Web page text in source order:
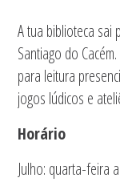
A tua biblioteca sai
Santiago do
para leitura
jogos lúdicos e
Horário
Julho: quarta-feira